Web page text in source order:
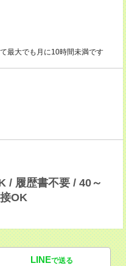
最大でも月に10時間未満です
/ 履歴書不要 / 40～
OK
LINEで送る